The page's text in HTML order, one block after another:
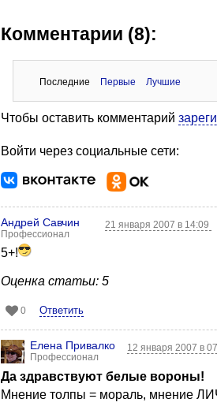
Комментарии (8):
Последние Первые Лучшие
Чтобы оставить комментарий
Войти через социальные сети:
Андрей Савчин
Профессионал
21 января 2007 в 14:09
5+!
Оценка статьи: 5
0 Ответить
Елена Привалко
Профессионал
12 января 2007 в
Да здравствуют белые вороны!
Мнение толпы = мораль, мнение